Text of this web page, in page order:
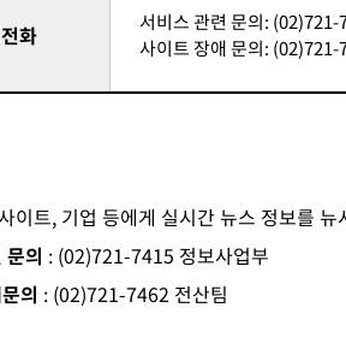
화
서비스 관련 문의: (02)721-
사이트 장애 문의: (02)721-
이트, 기업 등에게 실시간 뉴스 정보를
문의 : (02)721-7415 정보사업부
의 : (02)721-7462 전산팀